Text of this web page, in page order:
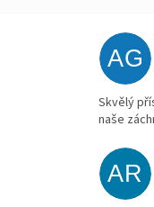
AG
Skvělý
naše
AR